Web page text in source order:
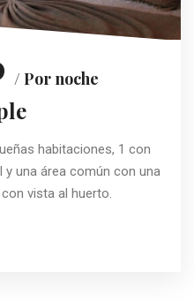
/ Por noche
habitaciones, 1 con
una área común con una
vista al huerto.